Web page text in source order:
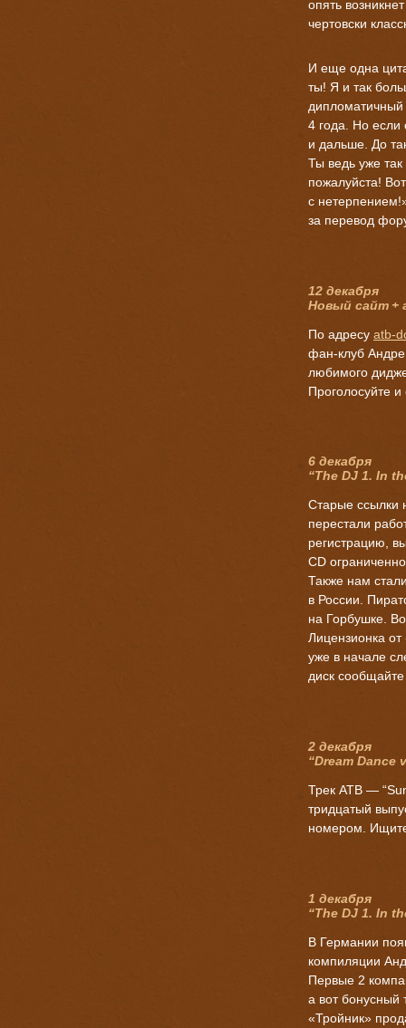
опять
чертовски
И еще одна
ты! Я и так
4 года. Но если
и дальше. До
Ты ведь уже
пожалуйста!
с
за перевод
12 декабря
Новый сайт +
По адресу atb-
фан-клуб
любимого
Проголосуйте
6 декабря
“The DJ 1. In
Старые ссылки
перестали
регистрацию,
CD
Также нам
в России.
на Горбушке.
Лицензионка
уже в начале
диск
2 декабря
“Dream
Трек ATB —
тридцатый
номером.
1 декабря
“The DJ 1. In
В Германии
компиляции
Первые 2
а вот бонусный
«Тройник»